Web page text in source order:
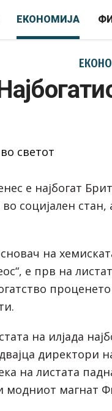
ЕКОНОМИЈА
е најбогат
социјален стан,
на
е прв на
на илјада
директори
на листата
модниот магнат